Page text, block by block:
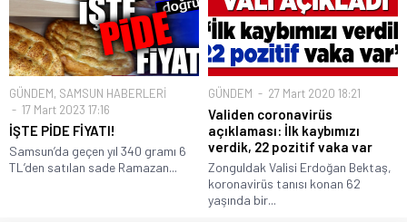
GÜNDEM, SAMSUN HABERLERİ
17 Mart 2023 17:16
İŞTE PİDE FİYATI!
Samsun’da geçen yıl 340 gramı 6
TL’den satılan sade Ramazan...
GÜNDEM 27 Mart 2020 18:21
Validen coronavirüs
açıklaması: İlk kaybımızı
verdik, 22 pozitif vaka var
Zonguldak Valisi Erdoğan Bektaş,
koronavirüs tanısı konan 62
yaşında bir...